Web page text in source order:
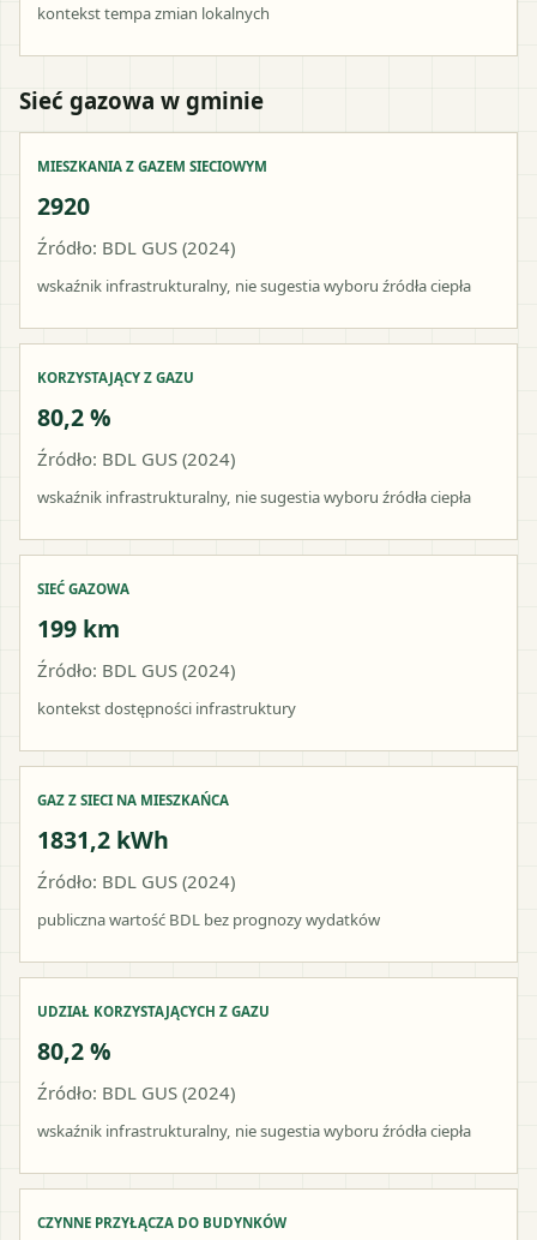
kontekst tempa zmian lokalnych
Sieć gazowa w gminie
MIESZKANIA Z GAZEM SIECIOWYM
2920
Źródło: BDL GUS (2024)
wskaźnik infrastrukturalny, nie sugestia wyboru źródła ciepła
KORZYSTAJĄCY Z GAZU
80,2 %
Źródło: BDL GUS (2024)
wskaźnik infrastrukturalny, nie sugestia wyboru źródła ciepła
SIEĆ GAZOWA
199 km
Źródło: BDL GUS (2024)
kontekst dostępności infrastruktury
GAZ Z SIECI NA MIESZKAŃCA
1831,2 kWh
Źródło: BDL GUS (2024)
publiczna wartość BDL bez prognozy wydatków
UDZIAŁ KORZYSTAJĄCYCH Z GAZU
80,2 %
Źródło: BDL GUS (2024)
wskaźnik infrastrukturalny, nie sugestia wyboru źródła ciepła
CZYNNE PRZYŁĄCZA DO BUDYNKÓW